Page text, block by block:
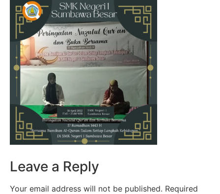
Leave a Reply
Your email address will not be published. Required